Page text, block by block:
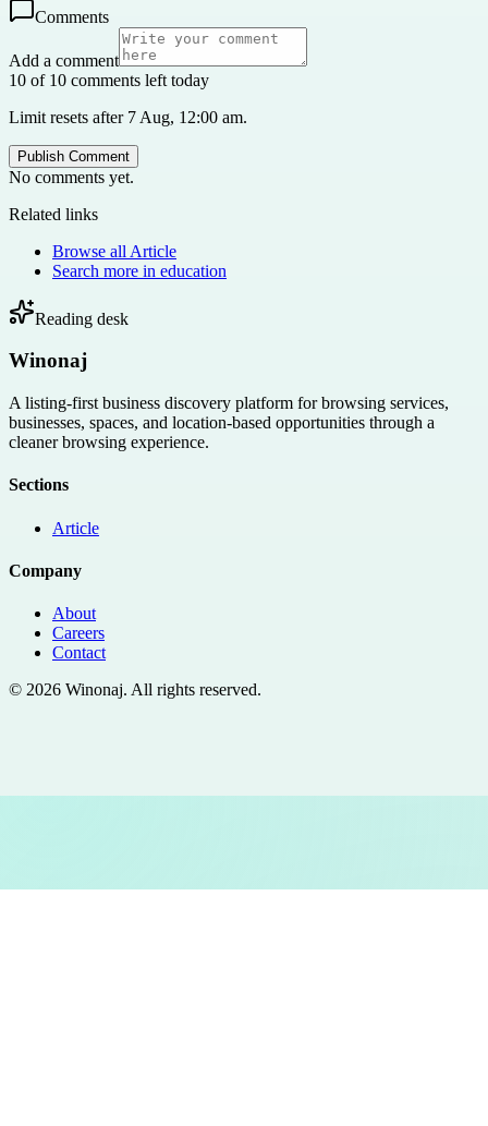
Comments
Add a comment
10 of 10 comments left today
Limit resets after 7 Aug, 12:00 am.
Publish Comment
No comments yet.
Related links
Browse all Article
Search more in education
Reading desk
Winonaj
A listing-first business discovery platform for browsing services,
businesses, spaces, and location-based opportunities through a
cleaner browsing experience.
Sections
Article
Company
About
Careers
Contact
© 2026 Winonaj. All rights reserved.